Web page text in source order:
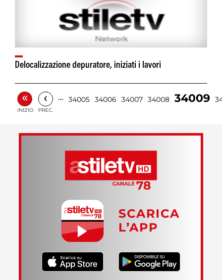
Delocalizzazione depuratore, iniziati i lavori
«
INIZIO
‹
PREC.
… 34005 34006 34007 34008 34009
SCARICA
L’APP